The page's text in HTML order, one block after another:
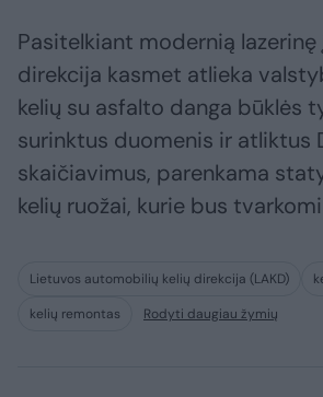
Pasitelkiant modernią lazerinę
direkcija kasmet atlieka
kelių su asfalto danga būklės
surinktus duomenis ir atliktus
skaičiavimus, parenkama
kelių ruožai, kurie bus
Lietuvos automobilių kelių direkcija (LAKD)
kelių remontas
Rodyti daugiau žymių